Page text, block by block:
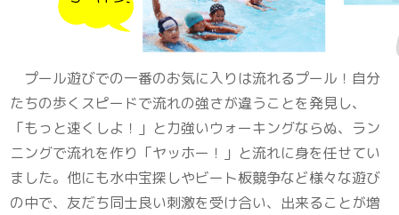
プール遊びでの一番のお気に入りは流れるプール！自分
たちの歩くスピードで流れの強さが違うことを発見し、
「もっと速くしよ！」と力強いウォーキングならぬ、ラン
ニングで流れを作り「ヤッホー！」と流れに身を任せてい
ました。他にも水中宝探しやビート板競争など様々な遊び
の中で、友だち同士良い刺激を受け合い、出来ることが増